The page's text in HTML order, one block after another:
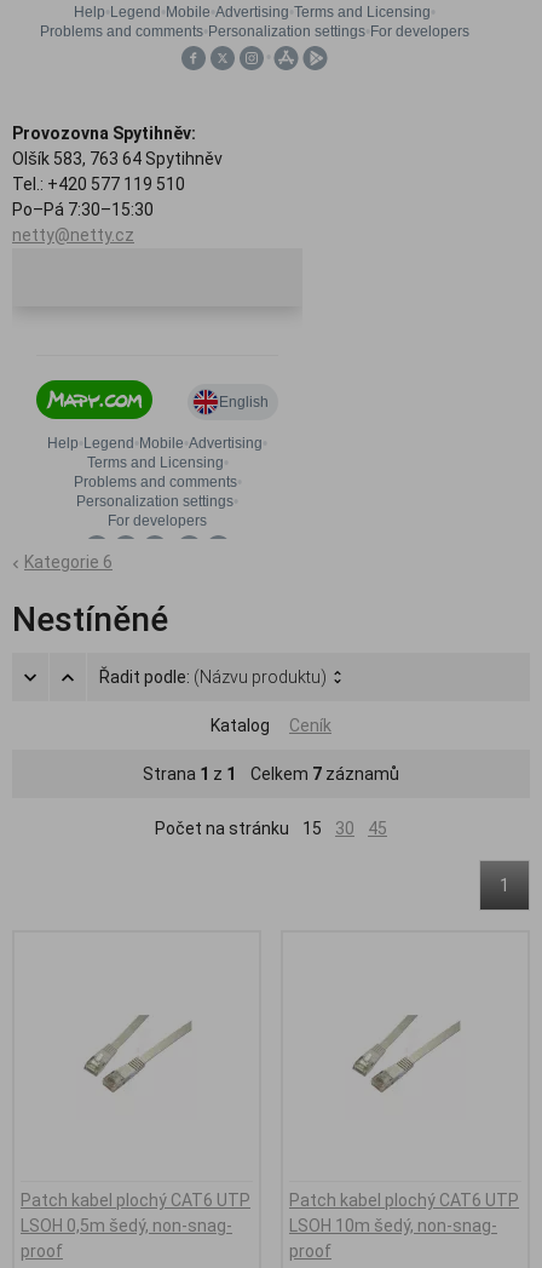
Provozovna Spytihněv:
Olšík 583, 763 64 Spytihněv
Tel.: +420 577 119 510
Po–Pá 7:30–15:30
netty@netty.cz
Kategorie 6
Nestíněné
Řadit podle: (Názvu produktu)
Katalog Ceník
Strana 1 z 1 Celkem 7 záznamů
Počet na stránku 15 30 45
1
Patch kabel plochý CAT6 UTP
LSOH 0,5m šedý, non-snag-
proof
Patch kabel plochý CAT6 UTP
LSOH 10m šedý, non-snag-
proof